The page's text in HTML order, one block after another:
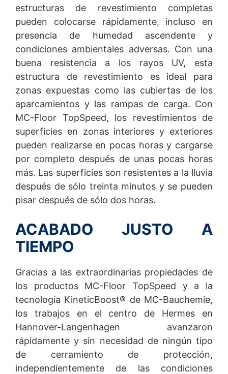
estructuras de revestimiento completas
pueden colocarse rápidamente, incluso en
presencia de humedad ascendente y
condiciones ambientales adversas. Con una
buena resistencia a los rayos UV, esta
estructura de revestimiento es ideal para
zonas expuestas como las cubiertas de los
aparcamientos y las rampas de carga. Con
MC-Floor TopSpeed, los revestimientos de
superficies en zonas interiores y exteriores
pueden realizarse en pocas horas y cargarse
por completo después de unas pocas horas
más. Las superficies son resistentes a la lluvia
después de sólo treinta minutos y se pueden
pisar después de sólo dos horas.
ACABADO JUSTO A
TIEMPO
Gracias a las extraordinarias propiedades de
los productos MC-Floor TopSpeed y a la
tecnología KineticBoost® de MC-Bauchemie,
los trabajos en el centro de Hermes en
Hannover-Langenhagen avanzaron
rápidamente y sin necesidad de ningún tipo
de cerramiento de protección,
independientemente de las condiciones